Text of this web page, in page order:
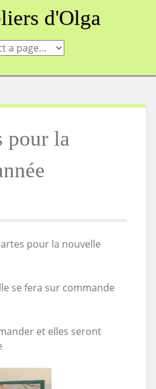
d'Olga
pour la
pour la nouvelle
se fera sur commande
et elles seront